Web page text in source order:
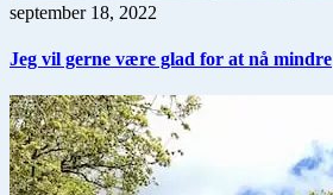
september 18, 2022
Jeg vil gerne være glad for at nå mindre